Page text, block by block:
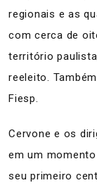
regionais e as
com cerca de
território
reeleito.
Fiesp.
Cervone e os
em um
seu primeiro